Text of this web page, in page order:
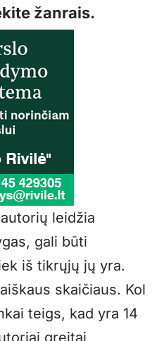
žanrais.
leidžia
gali būti
iš tikrųjų jų yra.
skaičiaus. Kol
teigs, kad yra 14